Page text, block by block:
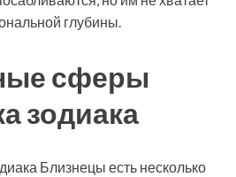
глубины.
сферы
зодиака
Близнецы есть несколько